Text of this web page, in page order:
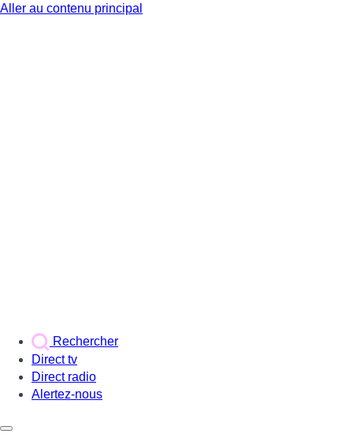
Aller au contenu principal
Rechercher
Direct tv
Direct radio
Alertez-nous